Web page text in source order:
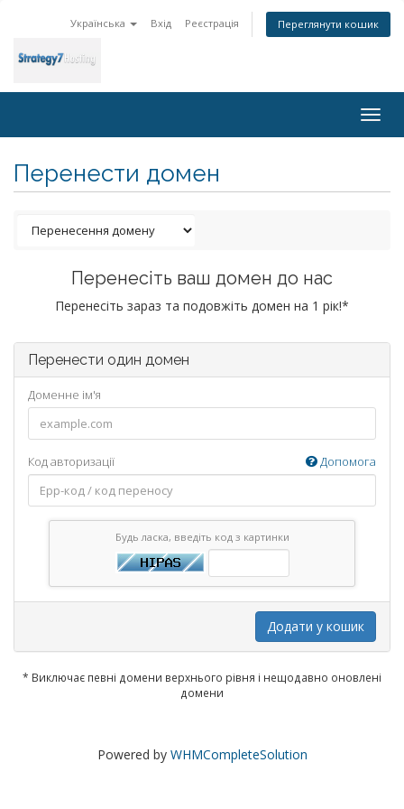
Українська Вхід Реєстрація Переглянути кошик
Перенести домен
Перенесіть ваш домен до нас
Перенесіть зараз та подовжіть домен на 1 рік!*
Перенести один домен
Доменне ім'я
Код авторизації Допомога
Будь ласка, введіть код з картинки
Додати у кошик
* Виключає певні домени верхнього рівня і нещодавно оновлені
домени
Powered by WHMCompleteSolution